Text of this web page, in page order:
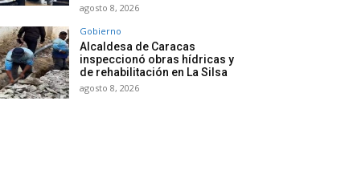
agosto 8, 2026
Gobierno
Alcaldesa de Caracas
inspeccionó obras hídricas y
de rehabilitación en La Silsa
agosto 8, 2026